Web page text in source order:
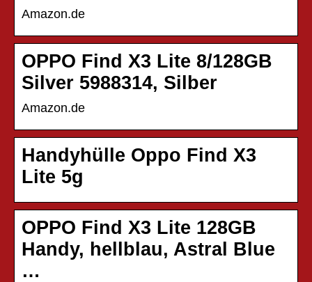
Amazon.de
OPPO Find X3 Lite 8/128GB
Silver 5988314, Silber
Amazon.de
Handyhülle Oppo Find X3
Lite 5g
OPPO Find X3 Lite 128GB
Handy, hellblau, Astral Blue
…